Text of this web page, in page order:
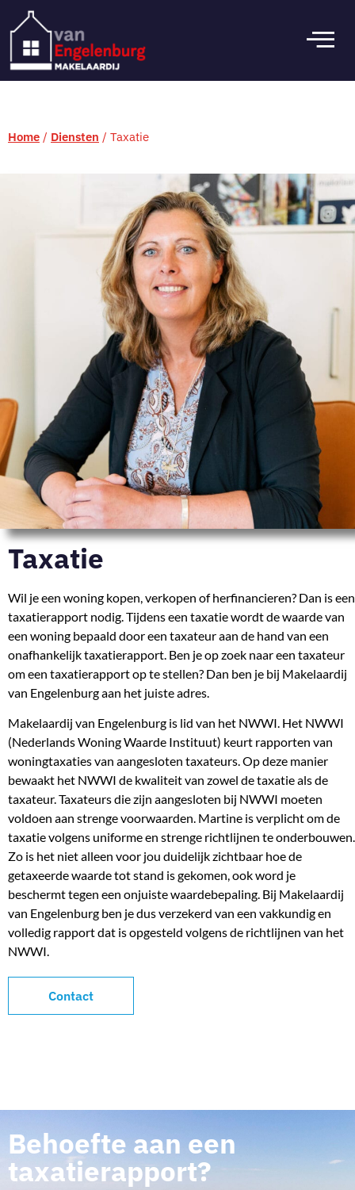
Home / Diensten / Taxatie
Taxatie
Wil je een woning kopen, verkopen of herfinancieren? Dan is een
taxatierapport nodig. Tijdens een taxatie wordt de waarde van
een woning bepaald door een taxateur aan de hand van een
onafhankelijk taxatierapport. Ben je op zoek naar een taxateur
om een taxatierapport op te stellen? Dan ben je bij Makelaardij
van Engelenburg aan het juiste adres.
Makelaardij van Engelenburg is lid van het NWWI. Het NWWI
(Nederlands Woning Waarde Instituut) keurt rapporten van
woningtaxaties van aangesloten taxateurs. Op deze manier
bewaakt het NWWI de kwaliteit van zowel de taxatie als de
taxateur. Taxateurs die zijn aangesloten bij NWWI moeten
voldoen aan strenge voorwaarden. Martine is verplicht om de
taxatie volgens uniforme en strenge richtlijnen te onderbouwen.
Zo is het niet alleen voor jou duidelijk zichtbaar hoe de
getaxeerde waarde tot stand is gekomen, ook word je
beschermt tegen een onjuiste waardebepaling. Bij Makelaardij
van Engelenburg ben je dus verzekerd van een vakkundig en
volledig rapport dat is opgesteld volgens de richtlijnen van het
NWWI.
Contact
Behoefte aan een
taxatierapport?